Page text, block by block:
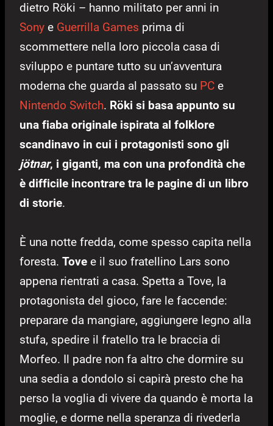
dietro Röki – hanno militato per anni in
Sony e Guerrilla Games prima di
scommettere nella loro piccola casa di
sviluppo e puntare tutto su un’avventura
moderna che guarda al passato su PC e
Nintendo Switch. Röki si basa appunto su
una fiaba originale ispirata al folklore
scandinavo in cui i protagonisti sono gli
jötnar, i giganti, ma con una profondità che
è difficile incontrare tra le pagine di un libro
di storie.
È una notte fredda, come spesso capita nella
foresta. Tove e il suo fratellino Lars sono
appena rientrati a casa. Spetta a Tove, la
protagonista del gioco, fare le faccende:
preparare da mangiare, aggiungere legno alla
stufa, spedire il fratello tra le braccia di
Morfeo. Il padre non fa altro che dormire su
una sedia a dondolo si capirà presto che ha
perso la voglia di vivere da quando è morta la
moglie, e dorme nella speranza di rivederla